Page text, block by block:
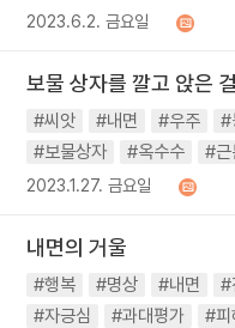
2023.6.2. 금요일
보물 상자를 깔고 앉은
#씨앗 #내면 #우주 #
#보물상자
#옥수수 #근
2023.1.27. 금요일
내면의 거울
#행복 #명상 #내면 #
#자긍심
#과대평가 #피